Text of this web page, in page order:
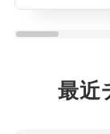
最近